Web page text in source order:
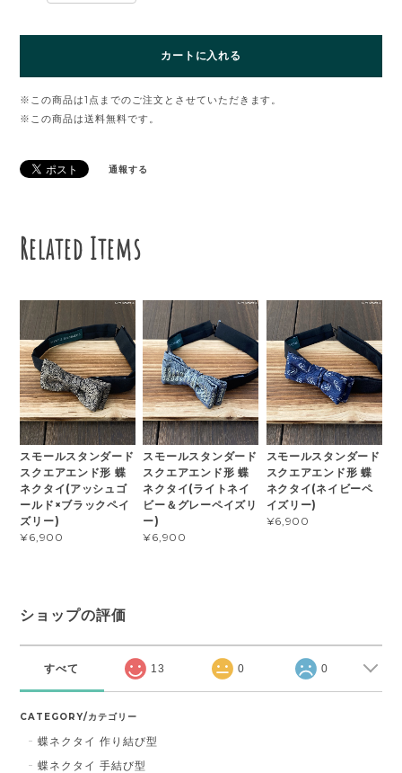
カートに入れる
※この商品は1点までのご注文とさせていただきます。
※この商品は送料無料です。
通報する
Related Items
スモールスタンダード
スクエアエンド形 蝶
ネクタイ(アッシュゴ
ールド×ブラックペイ
ズリー)
¥6,900
スモールスタンダード
スクエアエンド形 蝶
ネクタイ(ライトネイ
ビー＆グレーペイズリ
ー)
¥6,900
スモールスタンダード
スクエアエンド形 蝶
ネクタイ(ネイビーペ
イズリー)
¥6,900
ショップの評価
すべて 13 0 0
CATEGORY/カテゴリー
蝶ネクタイ 作り結び型
蝶ネクタイ 手結び型